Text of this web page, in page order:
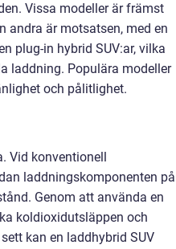
Vissa modeller är främst
andra är motsatsen, med en
plug-in hybrid SUV:ar, vilka
laddning. Populära modeller
och pålitlighet.
Vid konventionell
laddningskomponenten på
Genom att använda en
koldioxidutsläppen och
kan en laddhybrid SUV